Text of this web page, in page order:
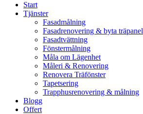
Start
Tjänster
Fasadmålning
Fasadrenovering & byta träpanel
Fasadtvättning
Fönstermålning
Måla om Lägenhet
Måleri & Renovering
Renovera Träfönster
Tapetsering
Trapphusrenovering & målning
Blogg
Offert